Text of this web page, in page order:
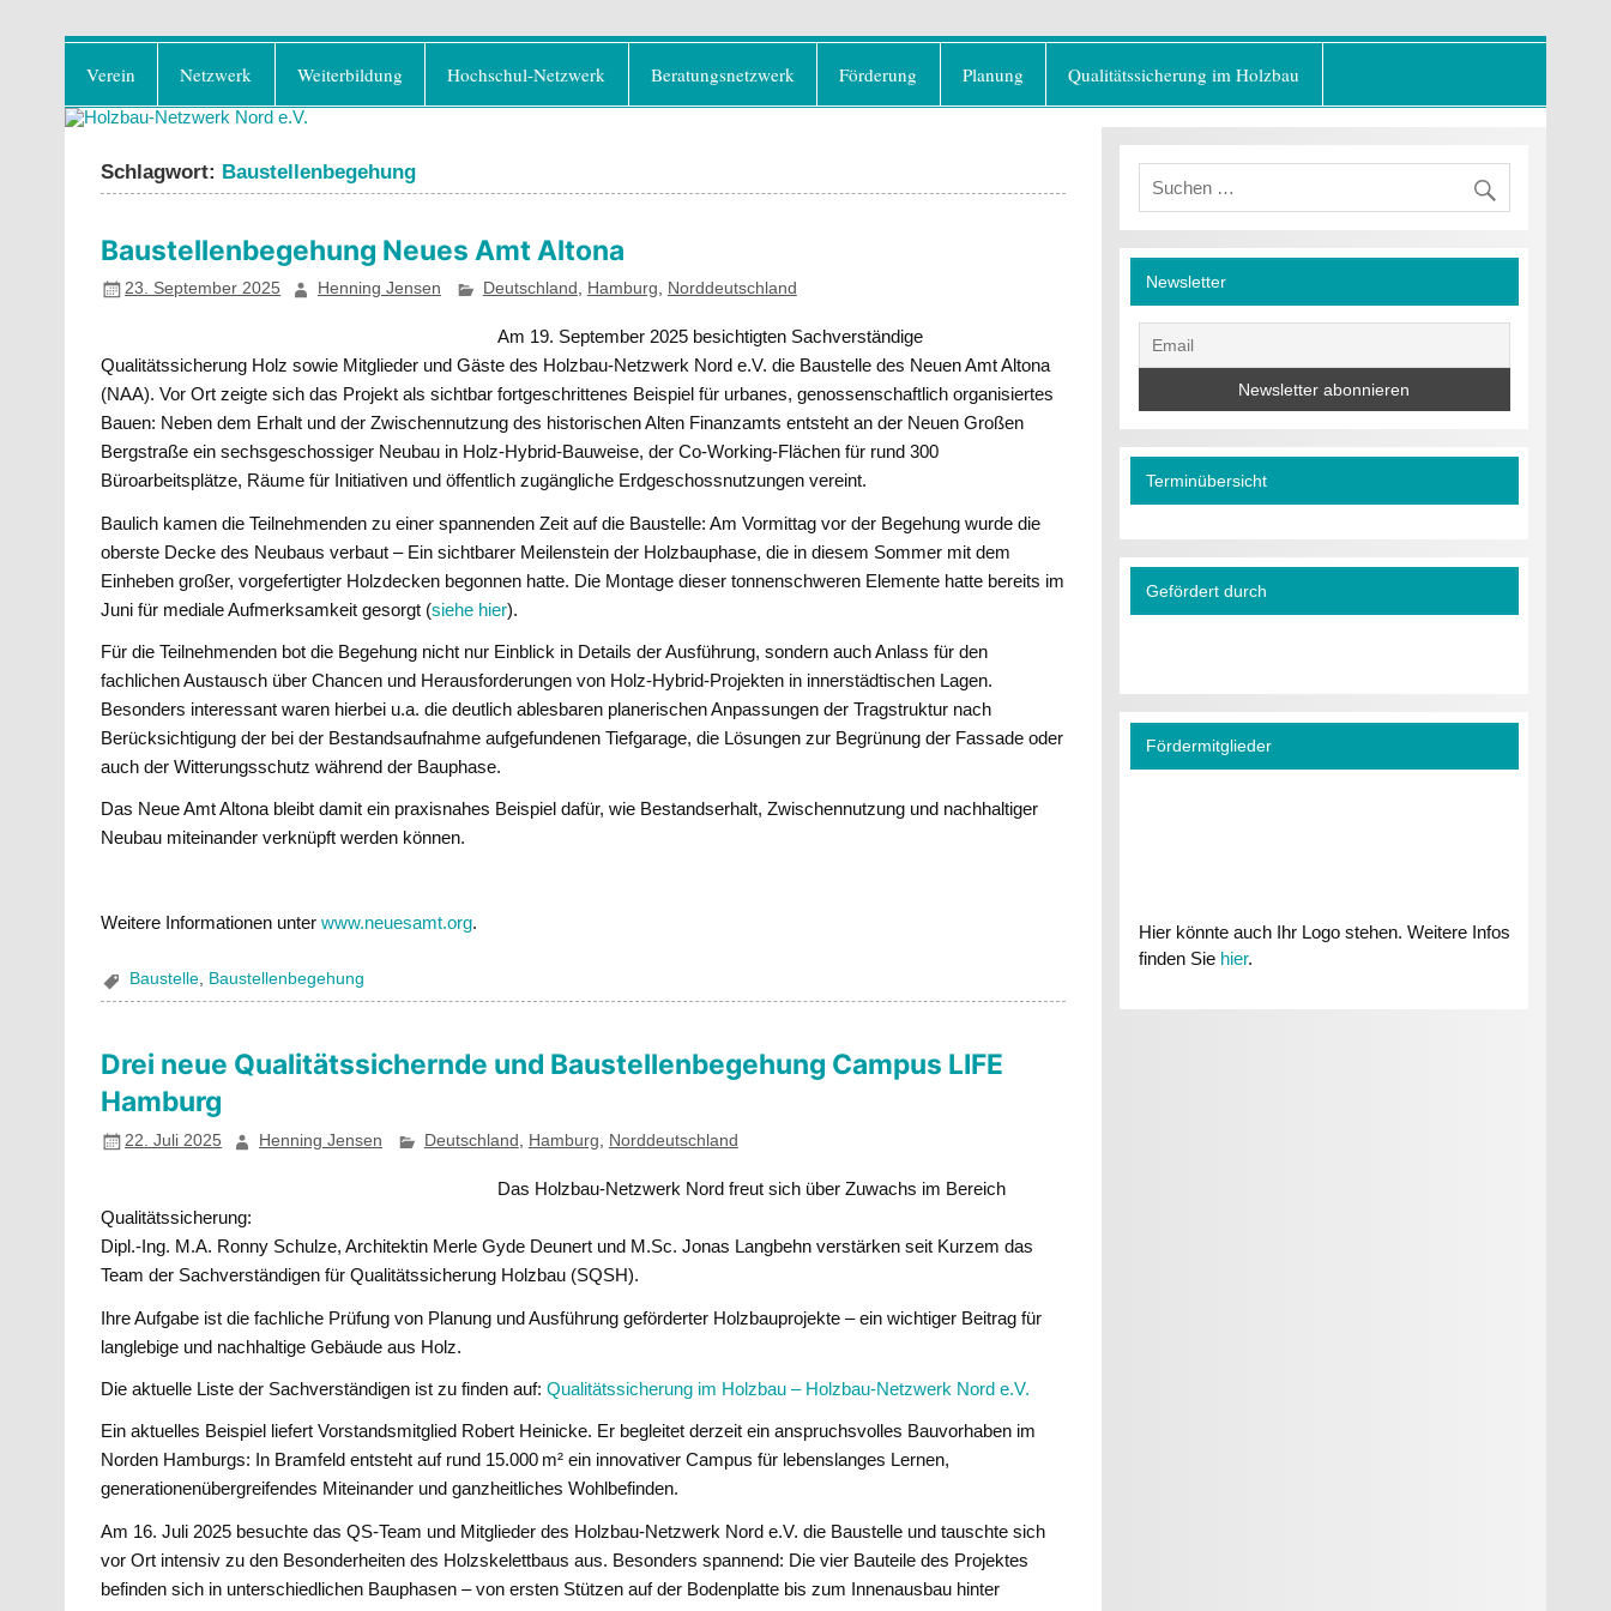
Holzbau-Netzwerk Nord e.V.
Förderung von Bildung im Themenfeld "Holz als klimafreundlicher und ressourcenschonender Baustoff"
Verein Netzwerk Weiterbildung Hochschul-Netzwerk Beratungsnetzwerk Förderung Planung Qualitätssicherung im Holzbau
Schlagwort: Baustellenbegehung
Baustellenbegehung Neues Amt Altona
23. September 2025 Henning Jensen Deutschland , Hamburg, Norddeutschland
Am 19. September 2025 besichtigten Sachverständige
Qualitätssicherung Holz sowie Mitglieder und Gäste des Holzbau-Netzwerk Nord e.V. die Baustelle des Neuen Amt Altona
(NAA). Vor Ort zeigte sich das Projekt als sichtbar fortgeschrittenes Beispiel für urbanes, genossenschaftlich organisiertes
Bauen: Neben dem Erhalt und der Zwischennutzung des historischen Alten Finanzamts entsteht an der Neuen Großen
Bergstraße ein sechsgeschossiger Neubau in Holz-Hybrid-Bauweise, der Co-Working-Flächen für rund 300
Büroarbeitsplätze, Räume für Initiativen und öffentlich zugängliche Erdgeschossnutzungen vereint.
Baulich kamen die Teilnehmenden zu einer spannenden Zeit auf die Baustelle: Am Vormittag vor der Begehung wurde die
oberste Decke des Neubaus verbaut – Ein sichtbarer Meilenstein der Holzbauphase, die in diesem Sommer mit dem
Einheben großer, vorgefertigter Holzdecken begonnen hatte. Die Montage dieser tonnenschweren Elemente hatte bereits im
Juni für mediale Aufmerksamkeit gesorgt (siehe hier).
Für die Teilnehmenden bot die Begehung nicht nur Einblick in Details der Ausführung, sondern auch Anlass für den
fachlichen Austausch über Chancen und Herausforderungen von Holz-Hybrid-Projekten in innerstädtischen Lagen.
Besonders interessant waren hierbei u.a. die deutlich ablesbaren planerischen Anpassungen der Tragstruktur nach
Berücksichtigung der bei der Bestandsaufnahme aufgefundenen Tiefgarage, die Lösungen zur Begrünung der Fassade oder
auch der Witterungsschutz während der Bauphase.
Das Neue Amt Altona bleibt damit ein praxisnahes Beispiel dafür, wie Bestandserhalt, Zwischennutzung und nachhaltiger
Neubau miteinander verknüpft werden können.
Weitere Informationen unterwww.neuesamt.org.
Baustelle, Baustellenbegehung
Drei neue Qualitätssichernde und Baustellenbegehung Campus LIFE
Hamburg
22. Juli 2025 Henning Jensen Deutschland , Hamburg, Norddeutschland
Das Holzbau-Netzwerk Nord freut sich über Zuwachs im Bereich
Qualitätssicherung:
Dipl.-Ing. M.A. Ronny Schulze, Architektin Merle Gyde Deunert und M.Sc. Jonas Langbehn verstärken seit Kurzem das
Team der Sachverständigen für Qualitätssicherung Holzbau (SQSH).
Ihre Aufgabe ist die fachliche Prüfung von Planung und Ausführung geförderter Holzbauprojekte – ein wichtiger Beitrag für
langlebige und nachhaltige Gebäude aus Holz.
Die aktuelle Liste der Sachverständigen ist zu finden auf:Qualitätssicherung im Holzbau – Holzbau-Netzwerk Nord e.V.
Ein aktuelles Beispiel liefert Vorstandsmitglied Robert Heinicke. Er begleitet derzeit ein anspruchsvolles Bauvorhaben im
Norden Hamburgs: In Bramfeld entsteht auf rund 15.000 m² ein innovativer Campus für lebenslanges Lernen,
generationenübergreifendes Miteinander und ganzheitliches Wohlbefinden.
Am 16. Juli 2025 besuchte das QS-Team und Mitglieder des Holzbau-Netzwerk Nord e.V. die Baustelle und tauschte sich
vor Ort intensiv zu den Besonderheiten des Holzskelettbaus aus. Besonders spannend: Die vier Bauteile des Projektes
befinden sich in unterschiedlichen Bauphasen – von ersten Stützen auf der Bodenplatte bis zum Innenausbau hinter
Newsletter
Terminübersicht
Gefördert durch
Fördermitglieder
Hier könnte auch Ihr Logo stehen. Weitere Infos
finden Sie hier.